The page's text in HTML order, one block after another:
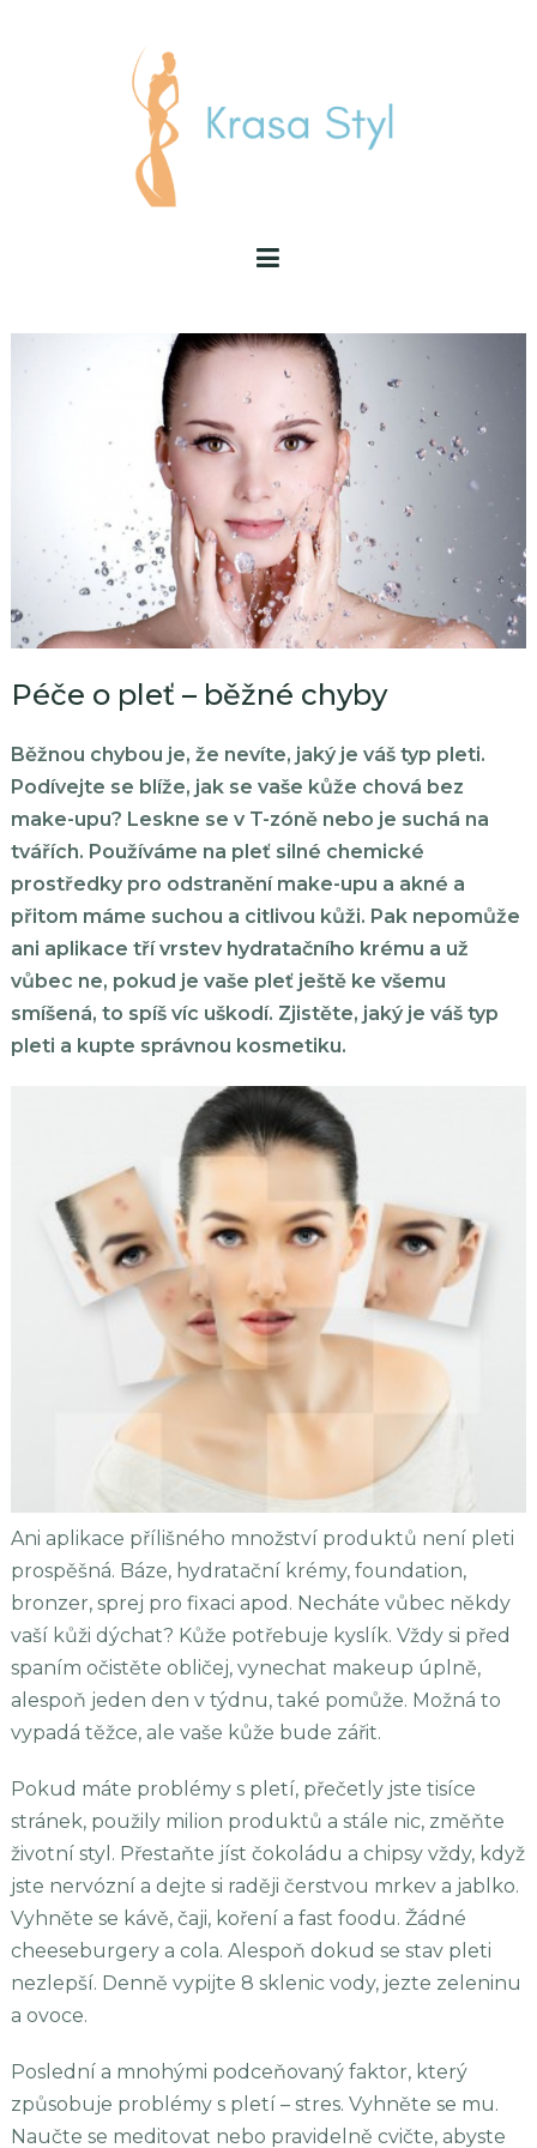
Péče o pleť – běžné chyby
Běžnou chybou je, že nevíte, jaký je váš typ pleti.
Podívejte se blíže, jak se vaše kůže chová bez
make-upu? Leskne se v T-zóně nebo je suchá na
tvářích. Používáme na pleť silné chemické
prostředky pro odstranění make-upu a akné a
přitom máme suchou a citlivou kůži. Pak nepomůže
ani aplikace tří vrstev hydratačního krému a už
vůbec ne, pokud je vaše pleť ještě ke všemu
smíšená, to spíš víc uškodí. Zjistěte, jaký je váš typ
pleti a kupte správnou kosmetiku.
Ani aplikace přílišného množství produktů není pleti
prospěšná. Báze, hydratační krémy, foundation,
bronzer, sprej pro fixaci apod. Necháte vůbec někdy
vaší kůži dýchat? Kůže potřebuje kyslík. Vždy si před
spaním očistěte obličej, vynechat makeup úplně,
alespoň jeden den v týdnu, také pomůže. Možná to
vypadá těžce, ale vaše kůže bude zářit.
Pokud máte problémy s pletí, přečetly jste tisíce
stránek, použily milion produktů a stále nic, změňte
životní styl. Přestaňte jíst čokoládu a chipsy vždy, když
jste nervózní a dejte si raději čerstvou mrkev a jablko.
Vyhněte se kávě, čaji, koření a fast foodu. Žádné
cheeseburgery a cola. Alespoň dokud se stav pleti
nezlepší. Denně vypijte 8 sklenic vody, jezte zeleninu
a ovoce.
Poslední a mnohými podceňovaný faktor, který
způsobuje problémy s pletí – stres. Vyhněte se mu.
Naučte se meditovat nebo pravidelně cvičte, abyste